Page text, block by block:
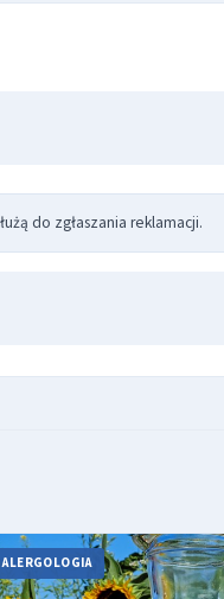
do zgłaszania reklamacji.
ALERGOLOGIA